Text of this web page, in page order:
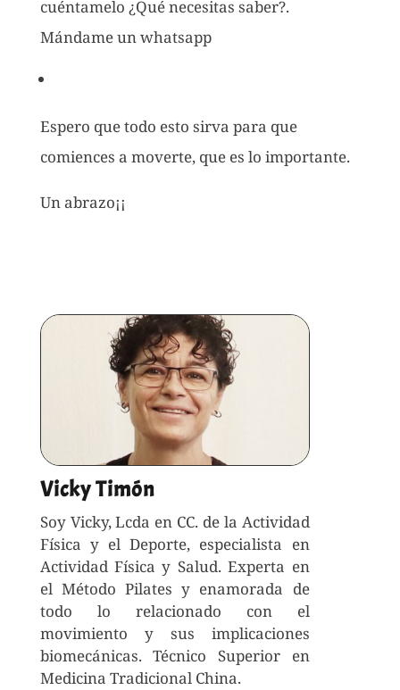
cuéntamelo ¿Qué necesitas saber?.
Mándame un whatsapp
Espero que todo esto sirva para que
comiences a moverte, que es lo importante.
Un abrazo¡¡
Vicky Timón
Soy Vicky, Lcda en CC. de la Actividad
Física y el Deporte, especialista en
Actividad Física y Salud. Experta en
el Método Pilates y enamorada de
todo lo relacionado con el
movimiento y sus implicaciones
biomecánicas. Técnico Superior en
Medicina Tradicional China.